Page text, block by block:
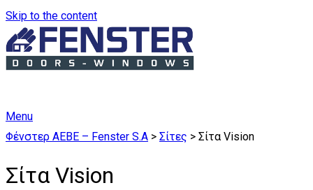
Skip to the content
Menu
Φένστερ ΑΕΒΕ – Fenster S.A > Σίτες > Σίτα Vision
Σίτα Vision